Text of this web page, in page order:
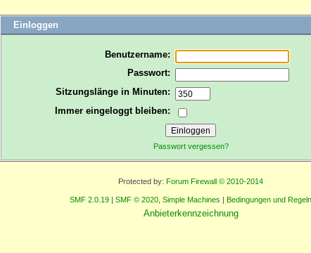
Einloggen
Benutzername:
Passwort:
Sitzungslänge in Minuten:
Immer eingeloggt bleiben:
Passwort vergessen?
Protected by: Forum Firewall © 2010-2014
SMF 2.0.19 | SMF © 2020 Simple Machines | Bedingungen und Regeln
Anbieterkennzeichnung